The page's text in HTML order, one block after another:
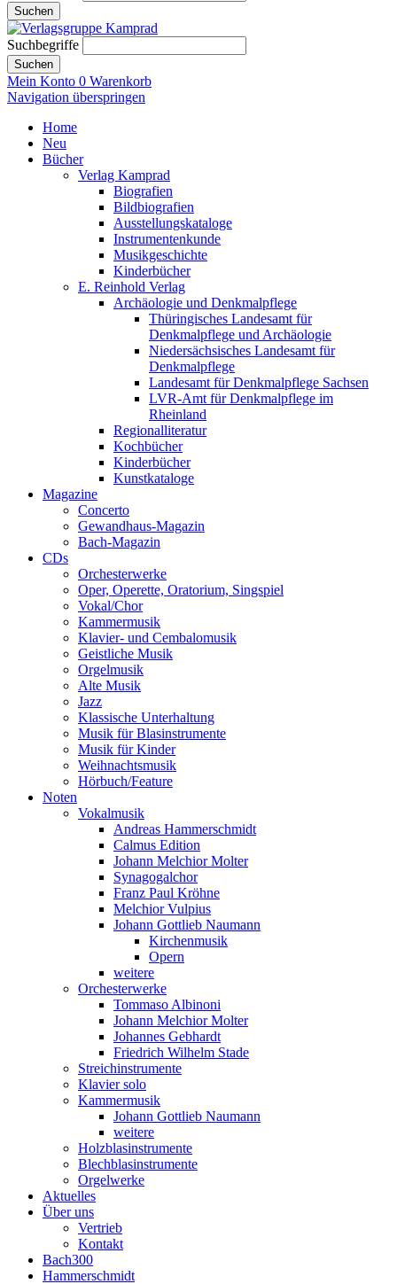
Suchen
Suchbegriffe
Suchen
Mein Konto 0 Warenkorb
Navigation überspringen
Home
Neu
Bücher
Verlag Kamprad
Biografien
Bildbiografien
Ausstellungskataloge
Instrumentenkunde
Musikgeschichte
Kinderbücher
E. Reinhold Verlag
Archäologie und Denkmalpflege
Thüringisches Landesamt für
Denkmalpflege und Archäologie
Niedersächsisches Landesamt für
Denkmalpflege
Landesamt für Denkmalpflege Sachsen
LVR-Amt für Denkmalpflege im
Rheinland
Regionalliteratur
Kochbücher
Kinderbücher
Kunstkataloge
Magazine
Concerto
Gewandhaus-Magazin
Bach-Magazin
CDs
Orchesterwerke
Oper, Operette, Oratorium, Singspiel
Vokal/Chor
Kammermusik
Klavier- und Cembalomusik
Geistliche Musik
Orgelmusik
Alte Musik
Jazz
Klassische Unterhaltung
Musik für Blasinstrumente
Musik für Kinder
Weihnachtsmusik
Hörbuch/Feature
Noten
Vokalmusik
Andreas Hammerschmidt
Calmus Edition
Johann Melchior Molter
Synagogalchor
Franz Paul Kröhne
Melchior Vulpius
Johann Gottlieb Naumann
Kirchenmusik
Opern
weitere
Orchesterwerke
Tommaso Albinoni
Johann Melchior Molter
Johannes Gebhardt
Friedrich Wilhelm Stade
Streichinstrumente
Klavier solo
Kammermusik
Johann Gottlieb Naumann
weitere
Holzblasinstrumente
Blechblasinstrumente
Orgelwerke
Aktuelles
Über uns
Vertrieb
Kontakt
Bach300
Hammerschmidt